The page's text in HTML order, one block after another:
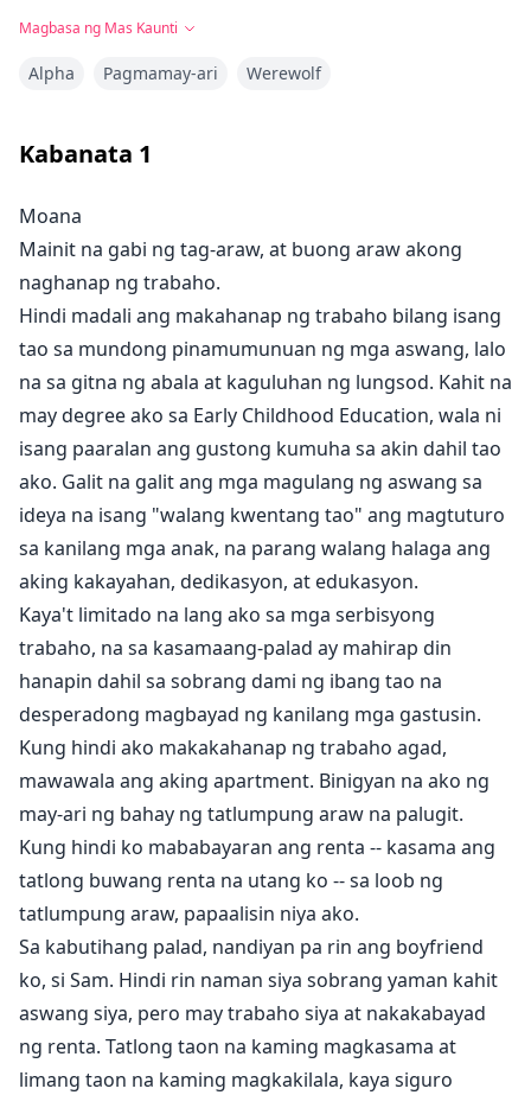
ako at matutuklasan na ang aking ONS hookup ay ang
Paano kaya magtatapos ang lahat matapos kong
aksidenteng maging live-in yaya ng kanyang 5 taong
Paano ito nangyari? Paano ako napunta sa wakas na
magkaroon ng trabaho, para lang malaman na ang
bago kong employer ay ang parehong tao na
nakasama ko sa isang gabing pagtatalik dalawang
gabi lang ang nakalipas?
"Hindi ko alam na ikaw ang magiging employer. Kung
alam ko lang, hindi sana ako nag-apply…."
"Ayos lang. Alam ko na ikaw iyon nang kinuha kita.
Sinadya ko iyon."
Pinagtagpo ko ang aking mga kilay. "Anong ibig mong
sabihin?"
Magbasa ng Mas Kaunti
Alpha Pagmamay-ari Werewolf
Kabanata 1
Moana
Mainit na gabi ng tag-araw, at buong araw akong
naghanap ng trabaho.
Hindi madali ang makahanap ng trabaho bilang isang
tao sa mundong pinamumunuan ng mga aswang, lalo
na sa gitna ng abala at kaguluhan ng lungsod. Kahit na
may degree ako sa Early Childhood Education, wala ni
isang paaralan ang gustong kumuha sa akin dahil tao
ako. Galit na galit ang mga magulang ng aswang sa
ideya na isang "walang kwentang tao" ang magtuturo
sa kanilang mga anak, na parang walang halaga ang
aking kakayahan, dedikasyon, at edukasyon.
Kaya't limitado na lang ako sa mga serbisyong
trabaho, na sa kasamaang-palad ay mahirap din
hanapin dahil sa sobrang dami ng ibang tao na
desperadong magbayad ng kanilang mga gastusin.
Kung hindi ako makakahanap ng trabaho agad,
mawawala ang aking apartment. Binigyan na ako ng
may-ari ng bahay ng tatlumpung araw na palugit.
Kung hindi ko mababayaran ang renta -- kasama ang
tatlong buwang renta na utang ko -- sa loob ng
tatlumpung araw, papaalisin niya ako.
Sa kabutihang palad, nandiyan pa rin ang boyfriend
ko, si Sam. Hindi rin naman siya sobrang yaman kahit
aswang siya, pero may trabaho siya at nakakabayad
ng renta. Tatlong taon na kaming magkasama at
limang taon na kaming magkakilala, kaya siguro